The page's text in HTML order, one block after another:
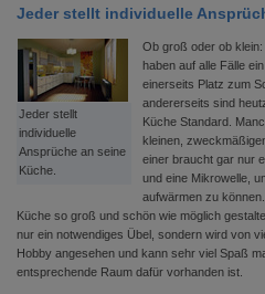
Jeder stellt individuelle
Jeder stellt
individuelle
Ansprüche an seine
Küche.
Ob groß oder ob
haben auf alle Fälle
einerseits Platz zum
andererseits sind
Küche Standard.
kleinen,
einer braucht gar nur
und eine Mikrowelle,
aufwärmen zu
Küche so groß und schön wie möglich
nur ein notwendiges Übel, sondern wird von
Hobby angesehen und kann sehr viel Spaß
entsprechende Raum dafür vorhanden ist.